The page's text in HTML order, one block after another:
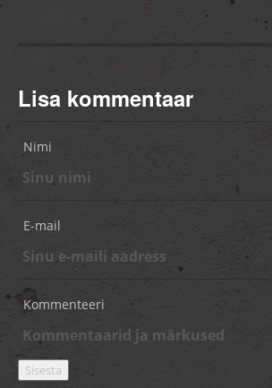
Lisa kommentaar
Nimi
E-mail
Kommenteeri